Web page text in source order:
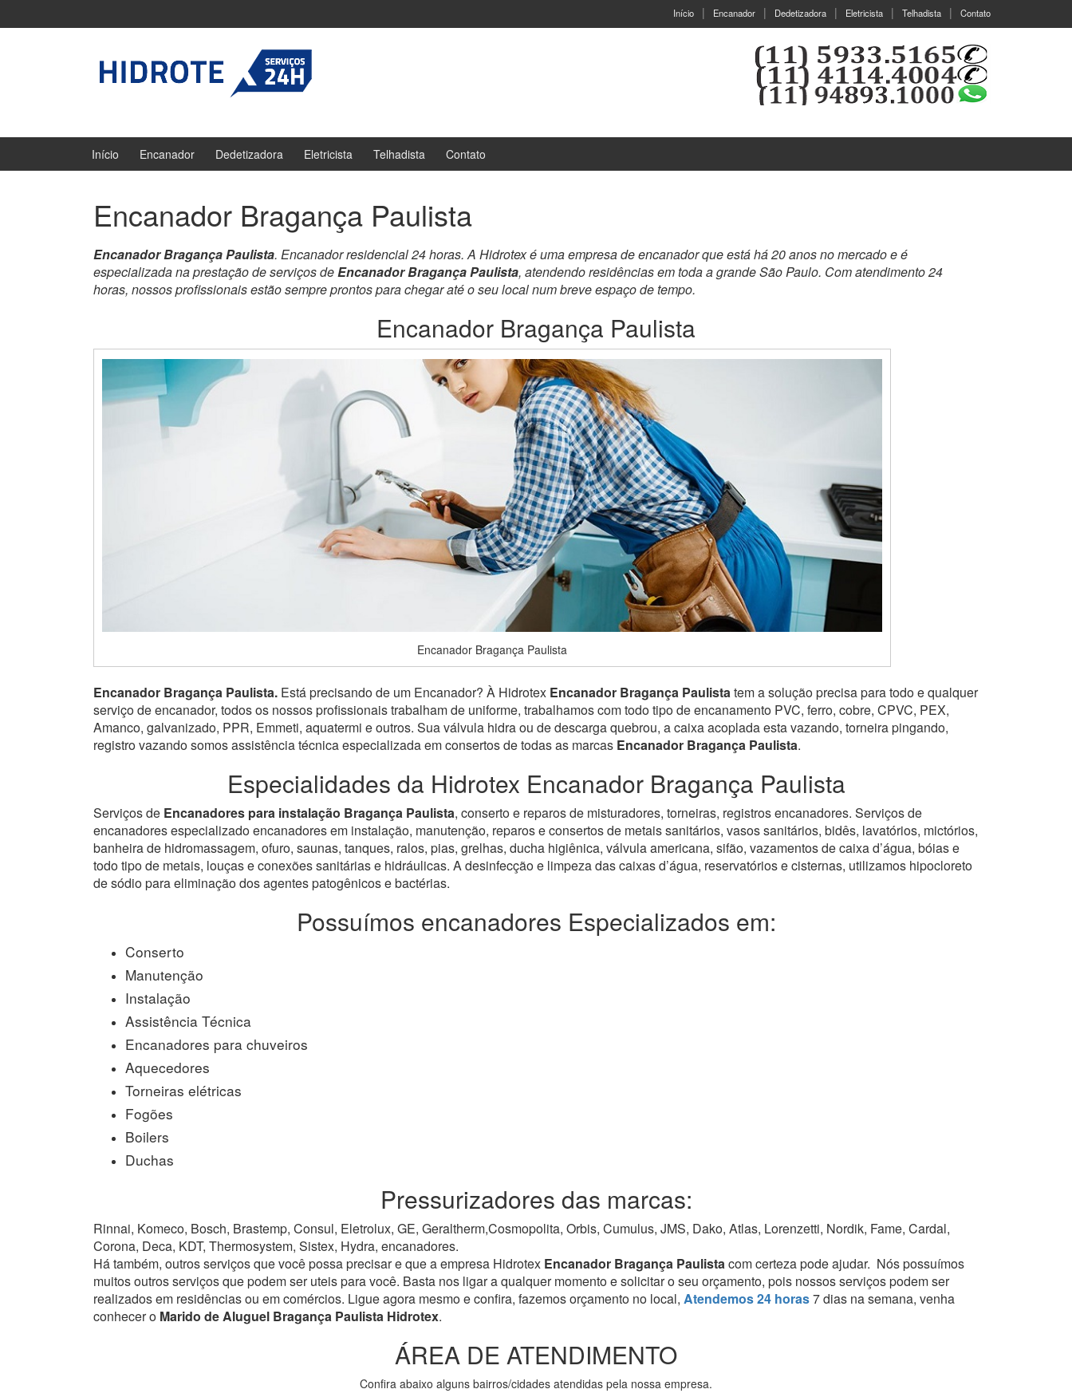
Início Encanador Dedetizadora Eletricista Telhadista Contato
Início Encanador Dedetizadora Eletricista Telhadista Contato
Encanador Bragança Paulista
Encanador Bragança Paulista. Encanador residencial 24 horas. A Hidrotex é uma empresa de encanador que está há 20 anos no mercado e é
especializada na prestação de serviços deEncanador Bragança Paulista, atendendo residências em toda a grande São Paulo. Com atendimento 24
horas, nossos profissionais estão sempre prontos para chegar até o seu local num breve espaço de tempo.
Encanador Bragança Paulista
Encanador Bragança Paulista
Encanador Bragança Paulista. Está precisando de um Encanador? À Hidrotex Encanador Bragança Paulistatem a solução precisa para todo e qualquer
serviço de encanador, todos os nossos profissionais trabalham de uniforme, trabalhamos com todo tipo de encanamento PVC, ferro, cobre, CPVC, PEX,
Amanco, galvanizado, PPR, Emmeti, aquatermi e outros. Sua válvula hidra ou de descarga quebrou, a caixa acoplada esta vazando, torneira pingando,
registro vazando somos assistência técnica especializada em consertos de todas as marcas Encanador Bragança Paulista.
Especialidades da Hidrotex Encanador Bragança Paulista
Serviços de Encanadores para instalação Bragança Paulista, conserto e reparos de misturadores, torneiras, registros encanadores. Serviços de
encanadores especializado encanadores em instalação, manutenção, reparos e consertos de metais sanitários, vasos sanitários, bidês, lavatórios, mictórios,
banheira de hidromassagem, ofuro, saunas, tanques, ralos, pias, grelhas, ducha higiênica, válvula americana, sifão, vazamentos de caixa d’água, bóias e
todo tipo de metais, louças e conexões sanitárias e hidráulicas. A desinfecção e limpeza das caixas d’água, reservatórios e cisternas, utilizamos hipocloreto
de sódio para eliminação dos agentes patogênicos e bactérias.
Possuímos encanadores Especializados em:
Conserto
Manutenção
Instalação
Assistência Técnica
Encanadores para chuveiros
Aquecedores
Torneiras elétricas
Fogões
Boilers
Duchas
Pressurizadores das marcas:
Rinnai, Komeco, Bosch, Brastemp, Consul, Eletrolux, GE, Geraltherm,Cosmopolita, Orbis, Cumulus, JMS, Dako, Atlas, Lorenzetti, Nordik, Fame, Cardal,
Corona, Deca, KDT, Thermosystem, Sistex, Hydra, encanadores.
Há também, outros serviços que você possa precisar e que a empresa Hidrotex Encanador Bragança Paulistacom certeza pode ajudar. Nós possuímos
muitos outros serviços que podem ser uteis para você. Basta nos ligar a qualquer momento e solicitar o seu orçamento, pois nossos serviços podem ser
realizados em residências ou em comércios. Ligue agora mesmo e confira, fazemos orçamento no local, Atendemos 24 horas7 dias na semana, venha
conhecer o Marido de Aluguel Bragança Paulista Hidrotex.
ÁREA DE ATENDIMENTO
Confira abaixo alguns bairros/cidades atendidas pela nossa empresa.